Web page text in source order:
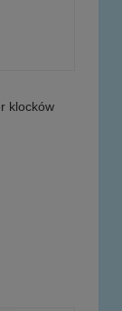
klocków